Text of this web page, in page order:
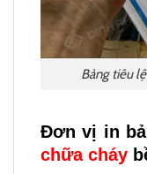
Bảng tiêu
Đơn vị in
chữa cháy